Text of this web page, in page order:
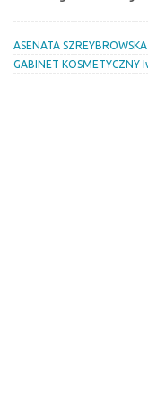
ASENATA
GABINET KOSMETYCZNY